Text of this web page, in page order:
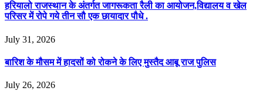
हरियालो राजस्थान के अंतर्गत जागरूकता रैली का आयोजन,विद्यालय व खेल
परिसर में रोपे गये तीन सौ एक छायादार पौधे .
July 31, 2026
बारिश के मौसम में हादसों को रोकने के लिए मुस्तैद आबू राज पुलिस
July 26, 2026